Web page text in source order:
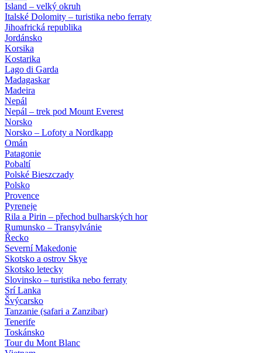
Island – velký okruh
Italské Dolomity – turistika nebo ferraty
Jihoafrická republika
Jordánsko
Korsika
Kostarika
Lago di Garda
Madagaskar
Madeira
Nepál
Nepál – trek pod Mount Everest
Norsko
Norsko – Lofoty a Nordkapp
Omán
Patagonie
Pobaltí
Polské Bieszczady
Polsko
Provence
Pyreneje
Rila a Pirin – přechod bulharských hor
Rumunsko – Transylvánie
Řecko
Severní Makedonie
Skotsko a ostrov Skye
Skotsko letecky
Slovinsko – turistika nebo ferraty
Srí Lanka
Švýcarsko
Tanzanie (safari a Zanzibar)
Tenerife
Toskánsko
Tour du Mont Blanc